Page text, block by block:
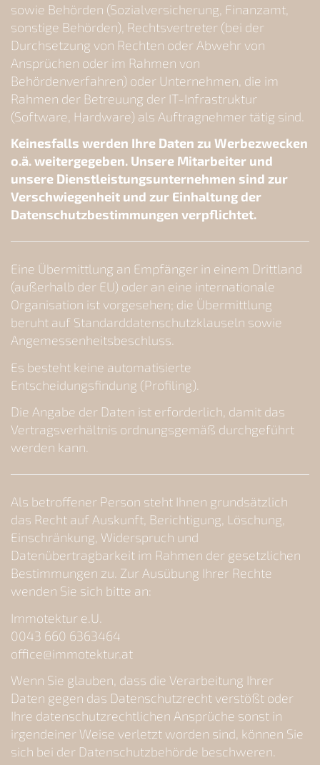
sowie Behörden (Sozialversicherung, Finanzamt,
sonstige Behörden), Rechtsvertreter (bei der
Durchsetzung von Rechten oder Abwehr von
Ansprüchen oder im Rahmen von
Behördenverfahren) oder Unternehmen, die im
Rahmen der Betreuung der IT-Infrastruktur
(Software, Hardware) als Auftragnehmer tätig sind.
Keinesfalls werden Ihre Daten zu Werbezwecken
o.ä. weitergegeben. Unsere Mitarbeiter und
unsere Dienstleistungsunternehmen sind zur
Verschwiegenheit und zur Einhaltung der
Datenschutzbestimmungen verpflichtet.
Eine Übermittlung an Empfänger in einem Drittland
(außerhalb der EU) oder an eine internationale
Organisation ist vorgesehen; die Übermittlung
beruht auf Standarddatenschutzklauseln sowie
Angemessenheitsbeschluss.
Es besteht keine automatisierte
Entscheidungsfindung (Profiling).
Die Angabe der Daten ist erforderlich, damit das
Vertragsverhältnis ordnungsgemäß durchgeführt
werden kann.
Als betroffener Person steht Ihnen grundsätzlich
das Recht auf Auskunft, Berichtigung, Löschung,
Einschränkung, Widerspruch und
Datenübertragbarkeit im Rahmen der gesetzlichen
Bestimmungen zu. Zur Ausübung Ihrer Rechte
wenden Sie sich bitte an:
Immotektur e.U.
0043 660 6363464
office@immotektur.at
Wenn Sie glauben, dass die Verarbeitung Ihrer
Daten gegen das Datenschutzrecht verstößt oder
Ihre datenschutzrechtlichen Ansprüche sonst in
irgendeiner Weise verletzt worden sind, können Sie
sich bei der Datenschutzbehörde beschweren.